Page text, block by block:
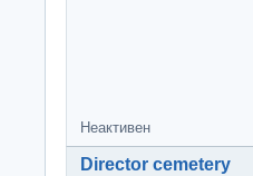
Неактивен
Director cemetery